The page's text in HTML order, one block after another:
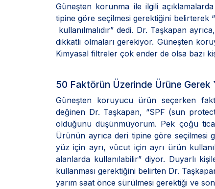
Güneşten korunma ile ilgili
tipine göre seçilmesi gerektiğini
kullanılmalıdır” dedi. Dr. Taşkapan
dikkatli olmaları gerekiyor. Güneşten
Kimyasal filtreler çok ender de olsa bazı
50 Faktörün Üzerinde Ürüne Gerek
Güneşten koruyucu ürün seçerken
değinen Dr. Taşkapan, “SPF (sun
olduğunu düşünmüyorum. Pek çoğu
Ürünün ayrıca deri tipine göre seçilmesi
yüz için ayrı, vücut için ayrı ürün
alanlarda kullanılabilir” diyor. Duyarlı
kullanması gerektiğini belirten Dr.
yarım saat önce sürülmesi gerektiği ve